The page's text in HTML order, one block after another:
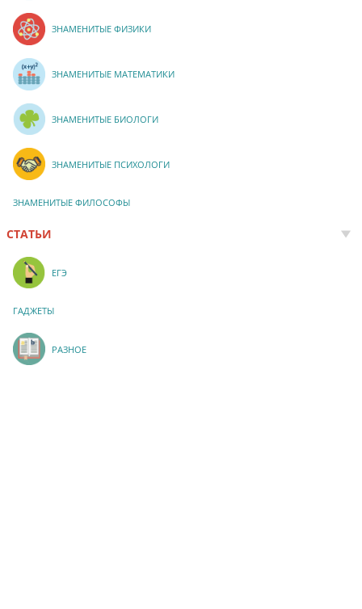
ЗНАМЕНИТЫЕ ФИЗИКИ
ЗНАМЕНИТЫЕ МАТЕМАТИКИ
ЗНАМЕНИТЫЕ БИОЛОГИ
ЗНАМЕНИТЫЕ ПСИХОЛОГИ
ЗНАМЕНИТЫЕ ФИЛОСОФЫ
СТАТЬИ
ЕГЭ
ГАДЖЕТЫ
РАЗНОЕ